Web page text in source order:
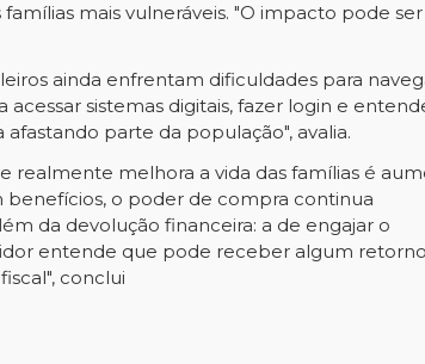
mais vulneráveis. "O impacto pode ser
ainda enfrentam dificuldades para
sistemas digitais, fazer login e
parte da população", avalia.
realmente melhora a vida das famílias é
benefícios, o poder de compra continua
da devolução financeira: a de engajar o
entende que pode receber algum
conclui